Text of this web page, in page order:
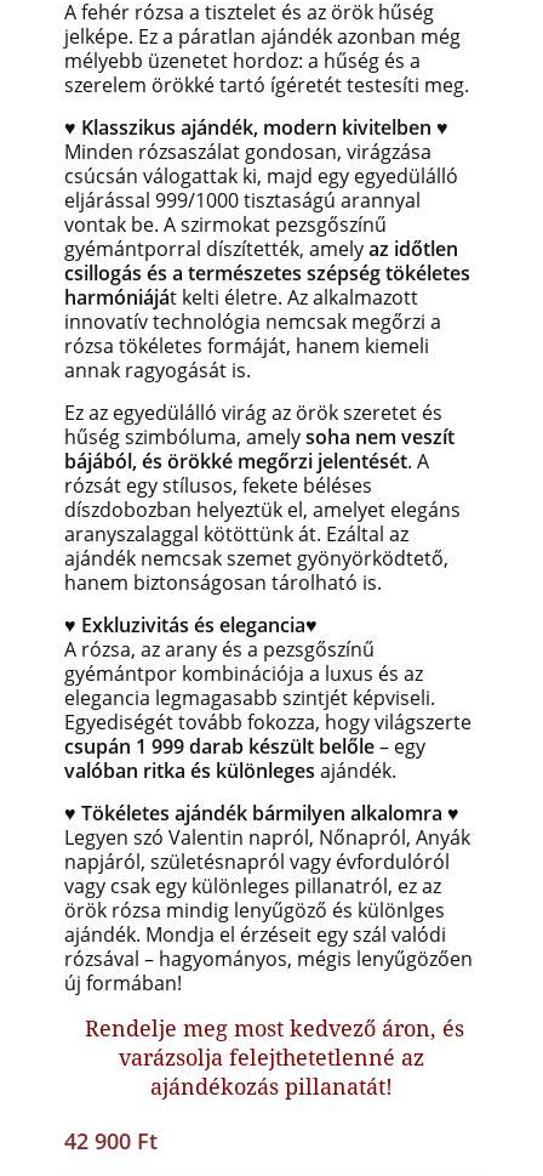
A fehér rózsa a tisztelet és az örök hűség
jelképe. Ez a páratlan ajándék azonban még
mélyebb üzenetet hordoz: a hűség és a
szerelem örökké tartó ígéretét testesíti meg.
♥ Klasszikus ajándék, modern kivitelben ♥
Minden rózsaszálat gondosan, virágzása
csúcsán válogattak ki, majd egy egyedülálló
eljárással 999/1000 tisztaságú arannyal
vontak be. A szirmokat pezsgőszínű
gyémántporral díszítették, amelyaz időtlen
csillogás és a természetes szépség tökéletes
harmóniáját kelti életre. Az alkalmazott
innovatív technológia nemcsak megőrzi a
rózsa tökéletes formáját, hanem kiemeli
annak ragyogását is.
Ez az egyedülálló virág az örök szeretet és
hűség szimbóluma, amelysoha nem veszít
bájából, és örökké megőrzi jelentését. A
rózsát egy stílusos, fekete béléses
díszdobozban helyeztük el, amelyet elegáns
aranyszalaggal kötöttünk át. Ezáltal az
ajándék nemcsak szemet gyönyörködtető,
hanem biztonságosan tárolható is.
♥ Exkluzivitás és elegancia♥
A rózsa, az arany és a pezsgőszínű
gyémántpor kombinációja a luxus és az
elegancia legmagasabb szintjét képviseli.
Egyediségét tovább fokozza, hogy világszerte
csupán 1 999 darab készült belőle– egy
valóban ritka és különleges ajándék.
♥ Tökéletes ajándék bármilyen alkalomra ♥
Legyen szó Valentin napról, Nőnapról, Anyák
napjáról, születésnapról vagy évfordulóról
vagy csak egy különleges pillanatról, ez az
örök rózsa mindig lenyűgöző és különlges
ajándék. Mondja el érzéseit egy szál valódi
rózsával – hagyományos, mégis lenyűgözően
új formában!
Rendelje meg most kedvező áron, és
varázsolja felejthetetlenné az
ajándékozás pillanatát!
42 900 Ft